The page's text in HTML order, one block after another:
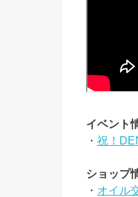
イベント
・ 祝！
ショップ
・ オイル